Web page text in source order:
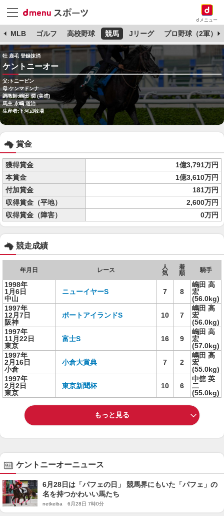
dメニュー
MLB ゴルフ 高校野球 競馬 Jリーグ プロ野球（2軍）
牡 鹿毛 登録抹消
ケントニーオー
父:トニービン
母:ケンマドンナ
調教師:嶋田 潤 (美浦)
馬主:永嶋 道治
生産者:下河辺牧場
賞金
獲得賞金
1億3,791万円
本賞金
1億3,610万円
付加賞金
181万円
収得賞金（平地）
2,600万円
収得賞金（障害）
0万円
競走成績
年月日 レース
人
気
着
順
騎手
1998年
1月6日
中山
ニューイヤーS 7 8
嶋田 高
宏
(56.0kg)
1997年
12月7日
阪神
ポートアイランドS 10 7
嶋田 高
宏
(56.0kg)
1997年
11月22日
東京
富士S 16 9
嶋田 高
宏
(57.0kg)
1997年
2月16日
小倉
小倉大賞典 7 2
嶋田 高
宏
(55.0kg)
1997年
2月2日
東京
東京新聞杯 10 6
中舘 英
二
(55.0kg)
もっと見る
ケントニーオーニュース
6月28日は「パフェの日」 競馬界にもいた「パフェ」の
名を持つかわいい馬たち
netkeiba 6月28日 7時0分